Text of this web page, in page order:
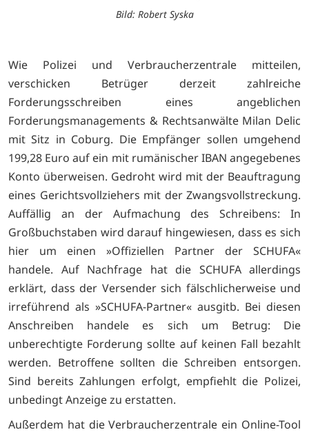
Bild: Robert Syska
Wie Polizei und Verbraucherzentrale mitteilen,
verschicken Betrüger derzeit zahlreiche
Forderungsschreiben eines angeblichen
Forderungsmanagements & Rechtsanwälte Milan Delic
mit Sitz in Coburg. Die Empfänger sollen umgehend
199,28 Euro auf ein mit rumänischer IBAN angegebenes
Konto überweisen. Gedroht wird mit der Beauftragung
eines Gerichtsvollziehers mit der Zwangsvollstreckung.
Auffällig an der Aufmachung des Schreibens: In
Großbuchstaben wird darauf hingewiesen, dass es sich
hier um einen »Offiziellen Partner der SCHUFA«
handele. Auf Nachfrage hat die SCHUFA allerdings
erklärt, dass der Versender sich fälschlicherweise und
irreführend als »SCHUFA-Partner« ausgitb. Bei diesen
Anschreiben handele es sich um Betrug: Die
unberechtigte Forderung sollte auf keinen Fall bezahlt
werden. Betroffene sollten die Schreiben entsorgen.
Sind bereits Zahlungen erfolgt, empfiehlt die Polizei,
unbedingt Anzeige zu erstatten.
Außerdem hat die Verbraucherzentrale ein Online-Tool